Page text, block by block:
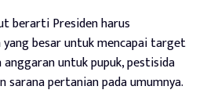
berarti Presiden harus
besar untuk mencapai target
untuk pupuk, pestisida
sarana pertanian pada umumnya.